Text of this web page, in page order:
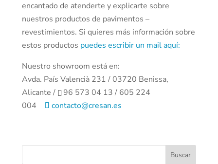
encantado de atenderte y explicarte sobre
nuestros productos de pavimentos –
revestimientos. Si quieres más información sobre
estos productos puedes escribir un mail aquí:
Nuestro showroom está en:
Avda. País Valencià 231 / 03720 Benissa,
Alicante /
96 573 04 13 / 605 224
004
contacto@cresan.es